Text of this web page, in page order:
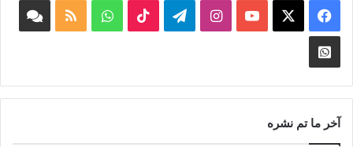
فيسبوك ‫YouTubeانستقرامتيلقرام ‫TikTokواتسابملخص
Whatsapp
Channel
آخر ما تم نشره